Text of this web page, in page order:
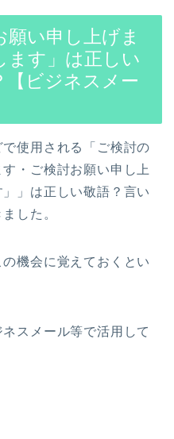
い申し上げま
ます」は正しい
【ビジネスメー
使用される「ご検討の
・ご検討お願い申し上
」は正しい敬語？言い
した。
機会に覚えておくとい
スメール等で活用して